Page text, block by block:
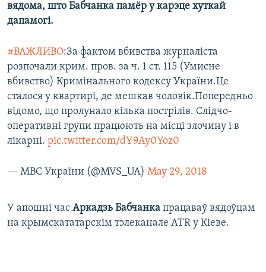
вядома, што Бабчанка памёр у карэце хуткай
дапамогі.
#ВАЖЛИВО:За фактом вбивства журналіста
розпочали крим. пров. за ч. 1 ст. 115 (Умисне
вбивство) Кримінального кодексу України.Це
сталося у квартирі, де мешкав чоловік.Попередньо
відомо, що пролунало кілька пострілів. Слідчо-
оперативні групи працюють на місці злочину і в
лікарні. pic.twitter.com/dY9Ay0Yoz0
— МВС України (@MVS_UA) May 29, 2018
У апошні час Аркадзь Бабчанка працаваў вядоўцам
на крымскататарскім тэлеканале ATR у Кіеве.